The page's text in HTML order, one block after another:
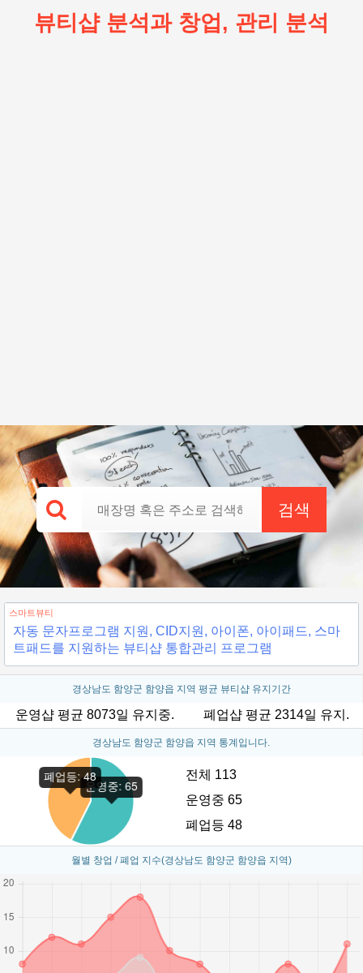
뷰티샵 분석과 창업, 관리 분석
검색
스마트뷰티
자동 문자프로그램 지원, CID지원, 아이폰, 아이패드, 스마
트패드를 지원하는 뷰티샵 통합관리 프로그램
경상남도 함양군 함양읍 지역 평균 뷰티샵 유지기간
운영샵 평균 8073일 유지중. 폐업샵 평균 2314일 유지.
경상남도 함양군 함양읍 지역 통계입니다.
전체 113
운영중 65
폐업등 48
월별 창업 / 폐업 지수(경상남도 함양군 함양읍 지역)